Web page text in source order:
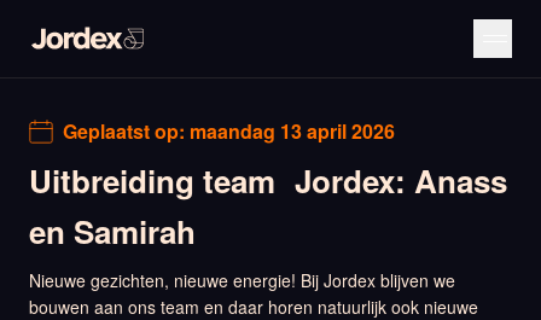
Geplaatst op: maandag 13 april 2026
Uitbreiding team Jordex: Anass
en Samirah
Nieuwe gezichten, nieuwe energie! Bij Jordex blijven we
bouwen aan ons team en daar horen natuurlijk ook nieuwe